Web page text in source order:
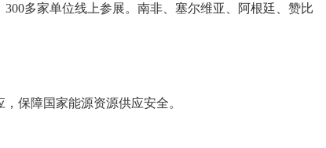
多家单位线上参展。南非、塞尔维亚、阿根廷、赞比
保障国家能源资源供应安全。